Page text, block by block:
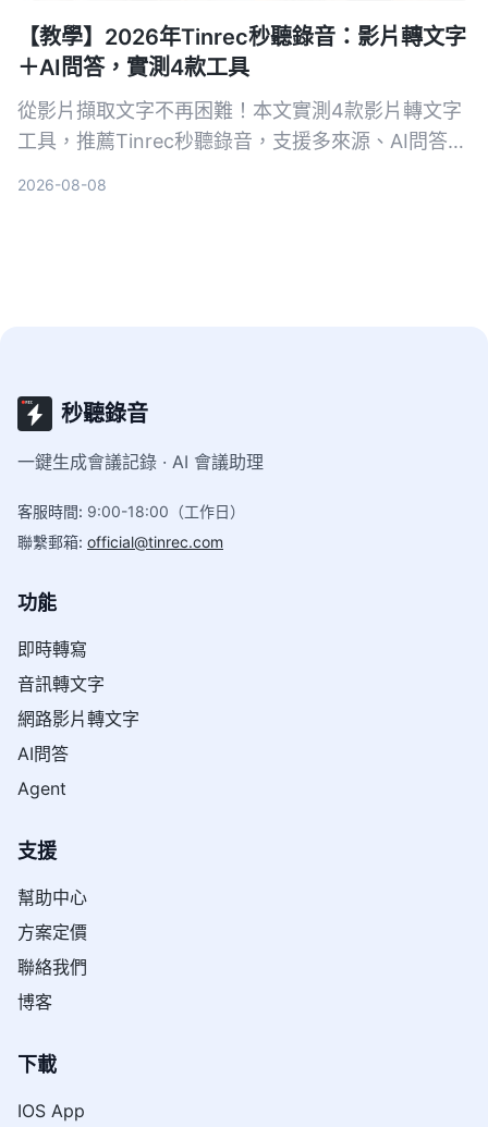
【教學】2026年Tinrec秒聽錄音：影片轉文字
＋AI問答，實測4款工具
從影片擷取文字不再困難！本文實測4款影片轉文字
工具，推薦Tinrec秒聽錄音，支援多來源、AI問答與
2026-08-08
秒聽錄音
一鍵生成會議記錄 · AI 會議助理
客服時間: 9:00-18:00（工作日）
聯繫郵箱: official@tinrec.com
功能
即時轉寫
音訊轉文字
網路影片轉文字
AI問答
Agent
支援
幫助中心
方案定價
聯絡我們
博客
下載
IOS App